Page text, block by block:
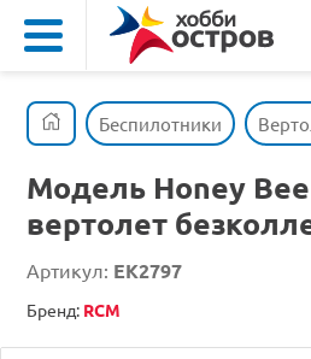
Беспилотники
Модель Honey
вертолет
Артикул: EK2797
Бренд: RCM